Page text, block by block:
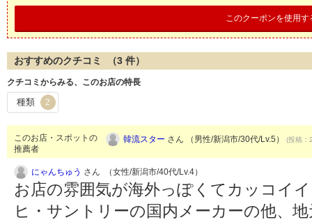
このクーポンを使用す
おすすめのクチコミ （3 件）
クチコミからみる、このお店の特長
種類 2
このお店・スポットの
推薦者
韓流スター さん （男性/新潟市/30代/Lv.5） (投稿
にゃんちゅう さん （女性/新潟市/40代/Lv.4）
お店の雰囲気が海外っぽくてカッコイ
ヒ・サントリーの国内メーカーの他、